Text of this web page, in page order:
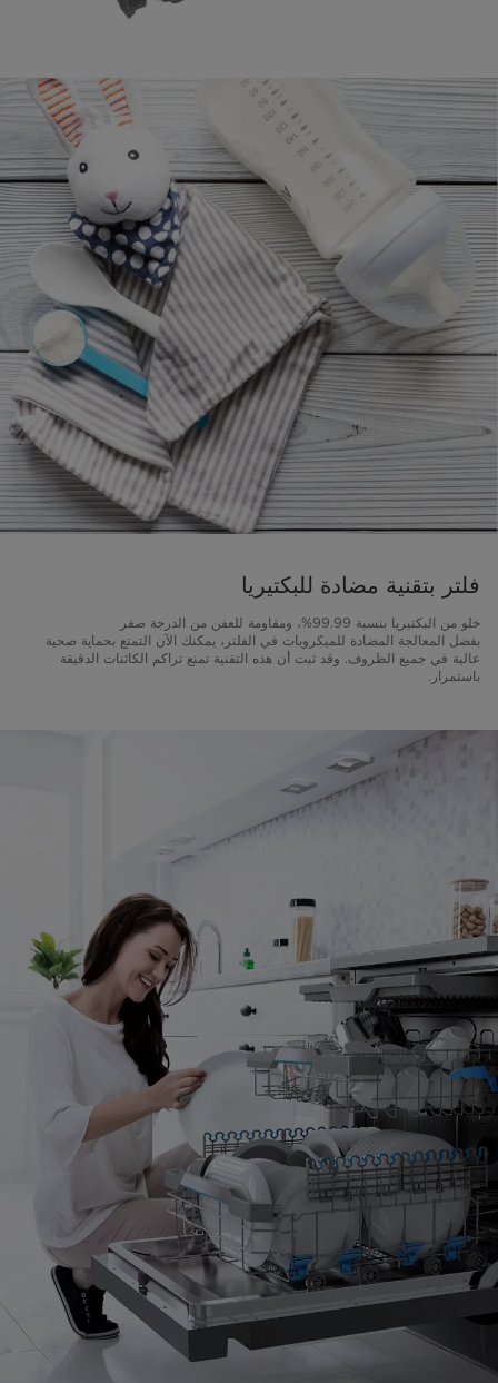
فلتر بتقنية مضادة للبكتيريا
خلو من البكتيريا بنسبة 99.99%، ومقاومة للعفن من الدرجة صفر
بفضل المعالجة المضادة للميكروبات في الفلتر، يمكنك الآن التمتع بحماية صحية
عالية في جميع الظروف. وقد ثبت أن هذه التقنية تمنع تراكم الكائنات الدقيقة
باستمرار.